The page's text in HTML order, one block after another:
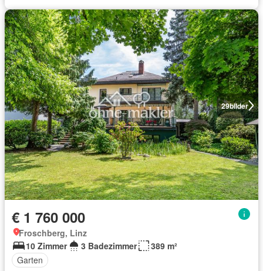
29bilder
€ 1 760 000
Froschberg, Linz
10 Zimmer
3 Badezimmer
389 m²
Garten